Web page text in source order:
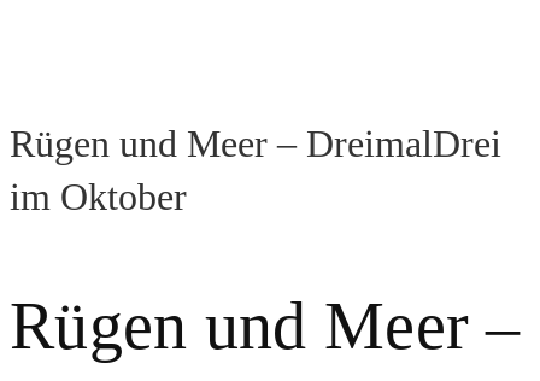
Rügen und Meer – DreimalDrei
im Oktober
Rügen und Meer –